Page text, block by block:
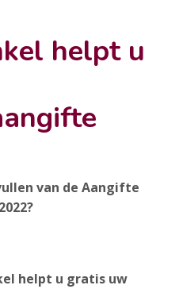
helpt u
van deAangifte
helpt u gratis uw